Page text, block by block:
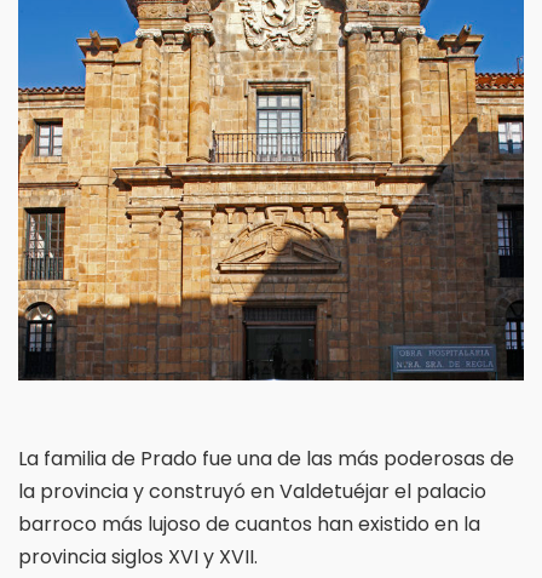
La familia de Prado fue una de las más poderosas de
la provincia y construyó en Valdetuéjar el palacio
barroco más lujoso de cuantos han existido en la
provincia siglos XVI y XVII.